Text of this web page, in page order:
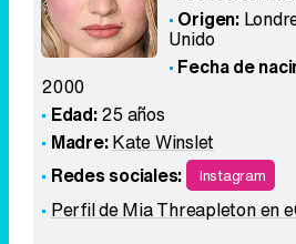
Origen:
Unido
Fecha de
2000
Edad:25 años
Madre:Kate Winslet
Redes sociales:
Instagram
Perfil de Mia Threapleton en